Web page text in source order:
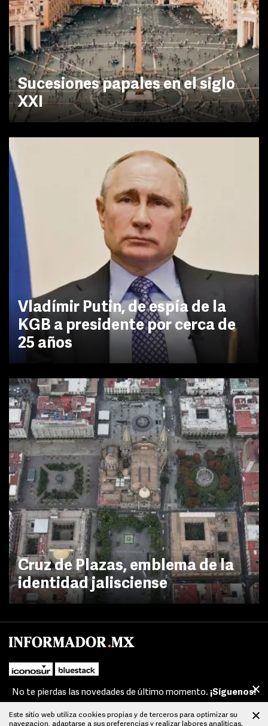
Sucesiones papales en el siglo
XXI
Vladímir Putin, de espía de la
KGB a presidente por cerca de
25 años
Cruz de Plazas, emblema de la
identidad jalisciense
No te pierdas las novedades de último momento. ¡Síguenos!
FACEBOOK TWITTER
Este sitio web utiliza cookies propias y de terceros para optimizar su
navegacion, adaptarse a sus preferencias y realizar labores analiticas.